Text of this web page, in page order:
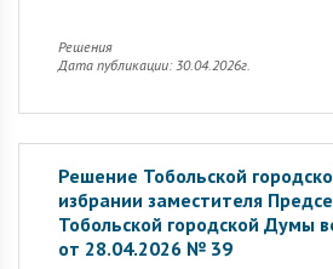
Решения
Дата публикации: 30.04.2026г.
Решение Тобольской
избрании заместителя
Тобольской городской Думы
от 28.04.2026 № 39